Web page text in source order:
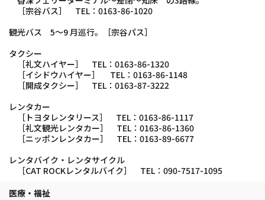
［宗谷バス］ TEL：0163-86-1020
観光バス 5～9 月巡行。［宗谷パス］
タクシー
［礼文ハイヤー］ TEL：0163-86-1320
［イシドウハイヤー］ TEL：0163-86-1148
［開成タクシー］ TEL：0163-87-3222
レンタカー
［トヨタレンタリース］ TEL：0163-86-1117
［礼文観光レンタカー］ TEL：0163-86-1360
［ニッポンレンタカー］ TEL：0163-89-6677
レンタバイク・レンタサイクル
［CAT ROCKレンタルバイク］ TEL：090-7517-1095
医療・福祉